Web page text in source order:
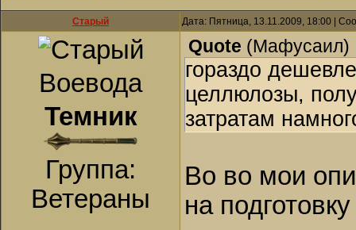
Старый Дата: Пятница, 13.11.2009, 18:00 |
Воевода
Темник
Группа:
Ветераны
Quote (Мафусаил)
гораздо
целлюлозы,
затратам
Во во мои
на